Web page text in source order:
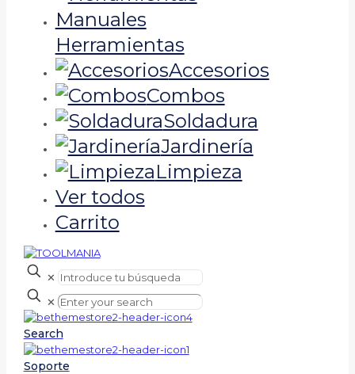
Herramientas
Accesorios
Combos
Soldadura
Jardinería
Limpieza
Ver todos
Carrito
✕
✕
Search
Soporte